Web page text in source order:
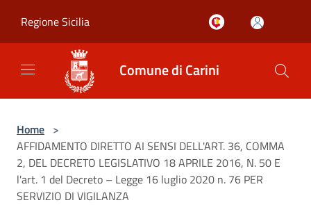
Regione Sicilia
Comune di Carini
Home >
AFFIDAMENTO DIRETTO AI SENSI DELL'ART. 36, COMMA
2, DEL DECRETO LEGISLATIVO 18 APRILE 2016, N. 50 E
l'art. 1 del Decreto – Legge 16 luglio 2020 n. 76 PER
SERVIZIO DI VIGILANZA